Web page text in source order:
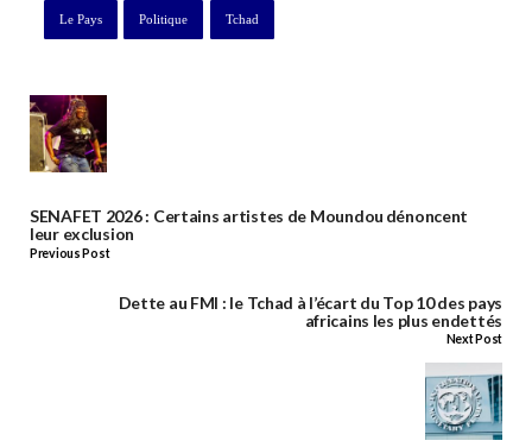
Le Pays Politique Tchad
SENAFET 2026 : Certains artistes de Moundou dénoncent
leur exclusion
Previous Post
Dette au FMI : le Tchad à l’écart du Top 10 des pays
africains les plus endettés
Next Post